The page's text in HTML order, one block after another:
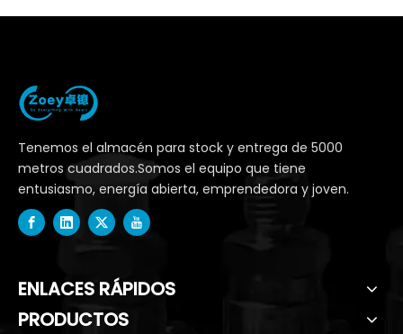
Tenemos el almacén para stock y entrega de 5000
metros cuadrados.Somos el equipo que tiene
entusiasmo, energía abierta, emprendedora y joven.
ENLACES RÁPIDOS
PRODUCTOS